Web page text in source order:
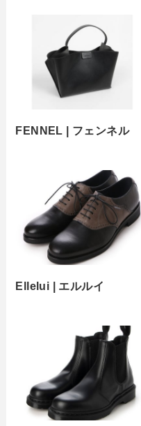
FENNEL | フェンネル
Ellelui | エルルイ